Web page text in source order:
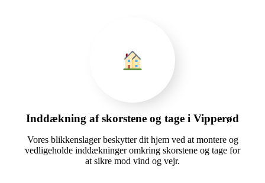
Inddækning af skorstene og tage i Vipperød
Vores blikkenslager beskytter dit hjem ved at montere og
vedligeholde inddækninger omkring skorstene og tage for
at sikre mod vind og vejr.